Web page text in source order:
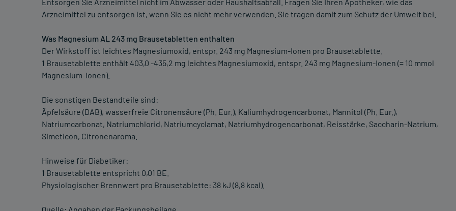
Entsorgen Sie Arzneimittel nicht im Abwasser oder Haushaltsabfall. Fragen Sie Ihren Apotheker, wie das
Arzneimittel zu entsorgen ist, wenn Sie es nicht mehr verwenden. Sie tragen damit zum Schutz der Umwelt bei.
Was Magnesium AL 243 mg Brausetabletten enthalten
Der Wirkstoff ist leichtes Magnesiumoxid, entspr. 243 mg Magnesium-Ionen pro Brausetablette.
1 Brausetablette enthält 403,0 -435,2 mg leichtes Magnesiumoxid, entspr. 243 mg Magnesium-Ionen (= 10 mmol
Magnesium-Ionen).
Die sonstigen Bestandteile sind:
Äpfelsäure (DAB), wasserfreie Citronensäure (Ph. Eur.), Kaliumhydrogencarbonat, Mannitol (Ph. Eur.),
Natriumcarbonat, Natriumchlorid, Natriumcyclamat, Natriumhydrogencarbonat, Reisstärke, Saccharin-Natrium,
Simeticon, Citronenaroma.
Hinweise für Diabetiker:
1 Brausetablette entspricht 0,01 BE.
Physiologischer Brennwert pro Brausetablette: 38 kJ (8,8 kcal).